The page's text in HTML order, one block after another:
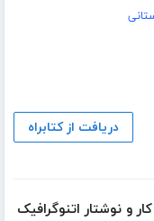
دریافت از کتابراه
و نوشتار اتنوگرافیک